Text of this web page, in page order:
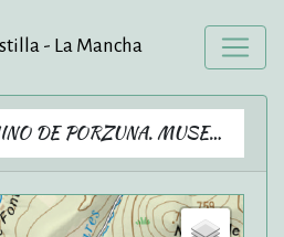
- La Mancha
SENDERO CAMINO DE PORZUNA. MUSEO AL NATURAL DEL ORDOVÍCICO